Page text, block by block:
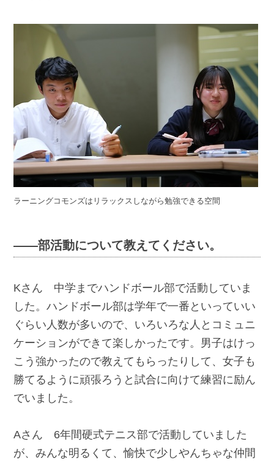
ラーニングコモンズはリラックスしながら勉強できる空間
――部活動について教えてください。
Kさん 中学までハンドボール部で活動していま
した。ハンドボール部は学年で一番といっていい
ぐらい人数が多いので、いろいろな人とコミュニ
ケーションができて楽しかったです。男子はけっ
こう強かったので教えてもらったりして、女子も
勝てるように頑張ろうと試合に向けて練習に励ん
でいました。
Aさん 6年間硬式テニス部で活動していました
が、みんな明るくて、愉快で少しやんちゃな仲間